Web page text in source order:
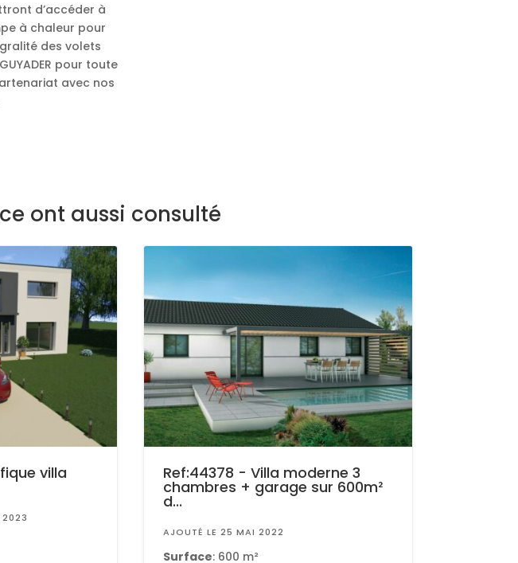
d’accéder à
à chaleur pour
des volets
pour toute
avec nos
ont aussi consulté
villa
2023
Ref:44378 - Villa moderne 3
chambres + garage sur 600m²
d...
AJOUTÉ LE 25 MAI 2022
Surface: 600 m²